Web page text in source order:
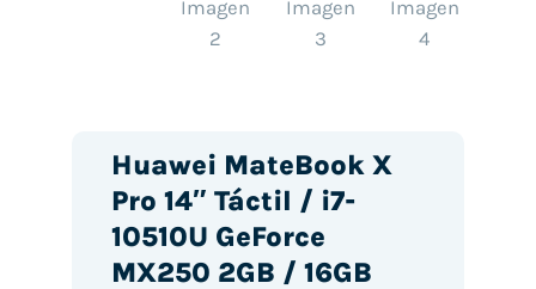
Huawei MateBook X
Pro 14″ Táctil / i7-
10510U GeForce
MX250 2GB / 16GB